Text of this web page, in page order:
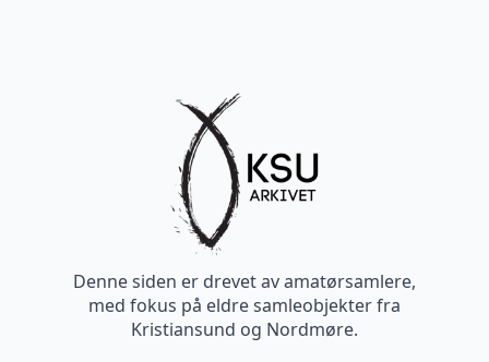
Denne siden er drevet av amatørsamlere,
med fokus på eldre samleobjekter fra
Kristiansund og Nordmøre.